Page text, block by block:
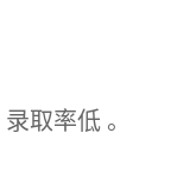
，录取率低 。